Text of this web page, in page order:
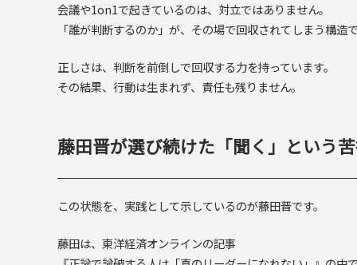
会議や1on1で起きているのは、対立ではありません。
「誰が判断するのか」が、その場で回収されてしまう構造で
正しさは、判断を前倒しで回収する力を持っています。
その結果、行動は生まれず、責任も残りません。
藤田晋が選び続けた「聞く」という
この状態を、実践として示しているのが藤田晋です。
藤田は、東洋経済オンラインの記事